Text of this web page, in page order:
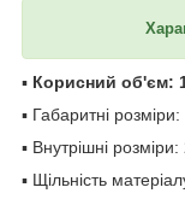
▪ Корисний об'єм:
▪ Габаритні
▪ Внутрішні
▪ Щільність